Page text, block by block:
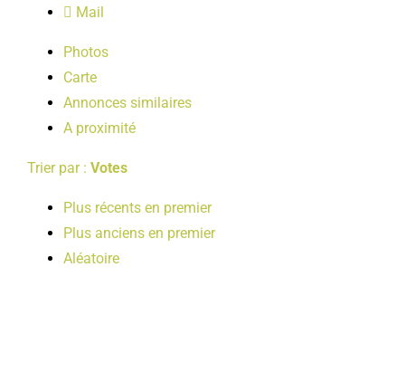
LOISIRS
PUBLICATIONS
Mail
Photos
Carte
Annonces similaires
A proximité
Trier par : Votes
Plus récents en premier
Plus anciens en premier
Aléatoire